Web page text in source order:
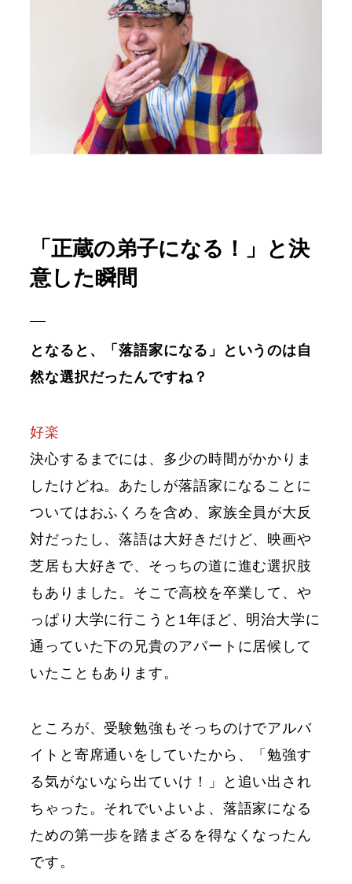
「正蔵の弟子になる！」と決
意した瞬間
となると、「落語家になる」というのは自
然な選択だったんですね？
好楽
決心するまでには、多少の時間がかかりま
したけどね。あたしが落語家になることに
ついてはおふくろを含め、家族全員が大反
対だったし、落語は大好きだけど、映画や
芝居も大好きで、そっちの道に進む選択肢
もありました。そこで高校を卒業して、や
っぱり大学に行こうと1年ほど、明治大学に
通っていた下の兄貴のアパートに居候して
いたこともあります。
ところが、受験勉強もそっちのけでアルバ
イトと寄席通いをしていたから、「勉強す
る気がないなら出ていけ！」と追い出され
ちゃった。それでいよいよ、落語家になる
ための第一歩を踏まざるを得なくなったん
です。